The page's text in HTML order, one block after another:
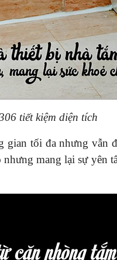
tiết kiệm diện tích
tối đa nhưng vẫn
mang lại sự yên